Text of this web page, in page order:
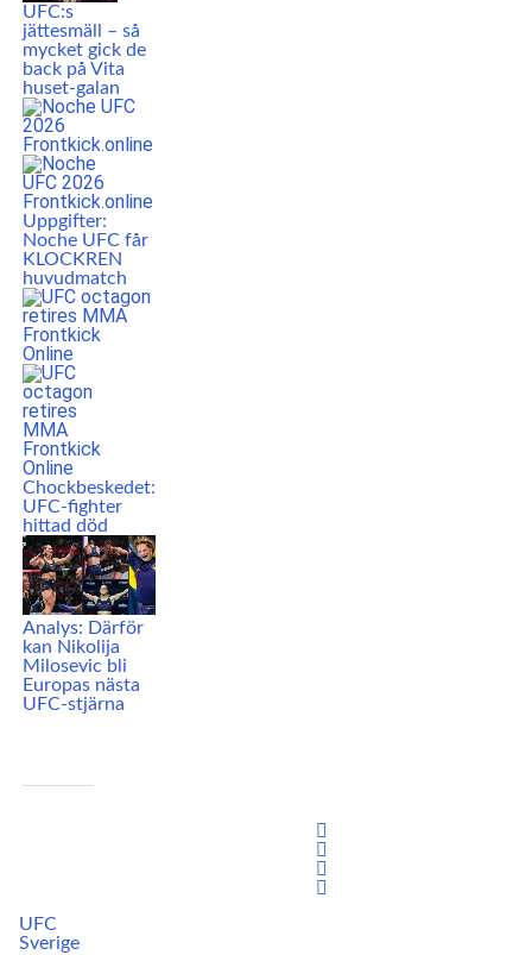
UFC:s
jättesmäll – så
mycket gick de
back på Vita
huset-galan
Uppgifter:
Noche UFC får
KLOCKREN
huvudmatch
Chockbeskedet:
UFC-fighter
hittad död
Analys: Därför
kan Nikolija
Milosevic bli
Europas nästa
UFC-stjärna
UFC
Sverige